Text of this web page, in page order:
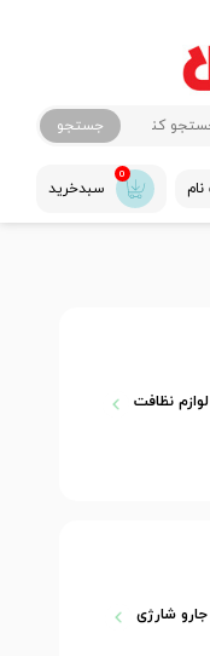
جستجو
0
سبدخرید
لوازم نظافت
جارو شارژی